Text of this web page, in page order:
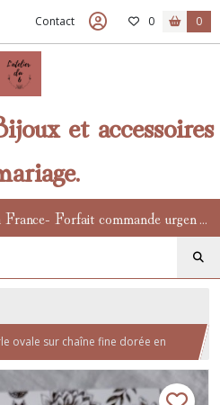
Contact 0 0
et accessoires
Livraison sous 15 jours vers la France- Forfait commande urgente en supplément.
ovale sur chaîne fine dorée en
bohème et chic- collection